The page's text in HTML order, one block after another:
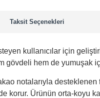
Taksit Seçenekleri
kullanıcılar için
gövdeli hem de yumuşak
notalarıyla
Ürünün orta-koyu